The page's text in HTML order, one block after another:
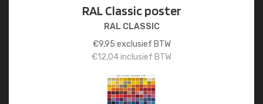
RAL Classic poster
RAL CLASSIC
€9,95 exclusief BTW
€12,04inclusief BTW